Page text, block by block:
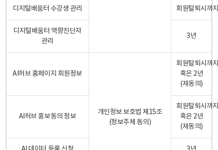
디지털배움터 수강생 관리 회원탈퇴시까
디지털배움터 역량진단자
관리
3년
AI허브 홈페이지 회원정보
개인정보 보호법 제15조
(정보주체 동의)
회원탈퇴시까
혹은 2년
(재동의)
AI허브 홍보동의 정보
회원탈퇴시까
혹은 2년
(재동의)